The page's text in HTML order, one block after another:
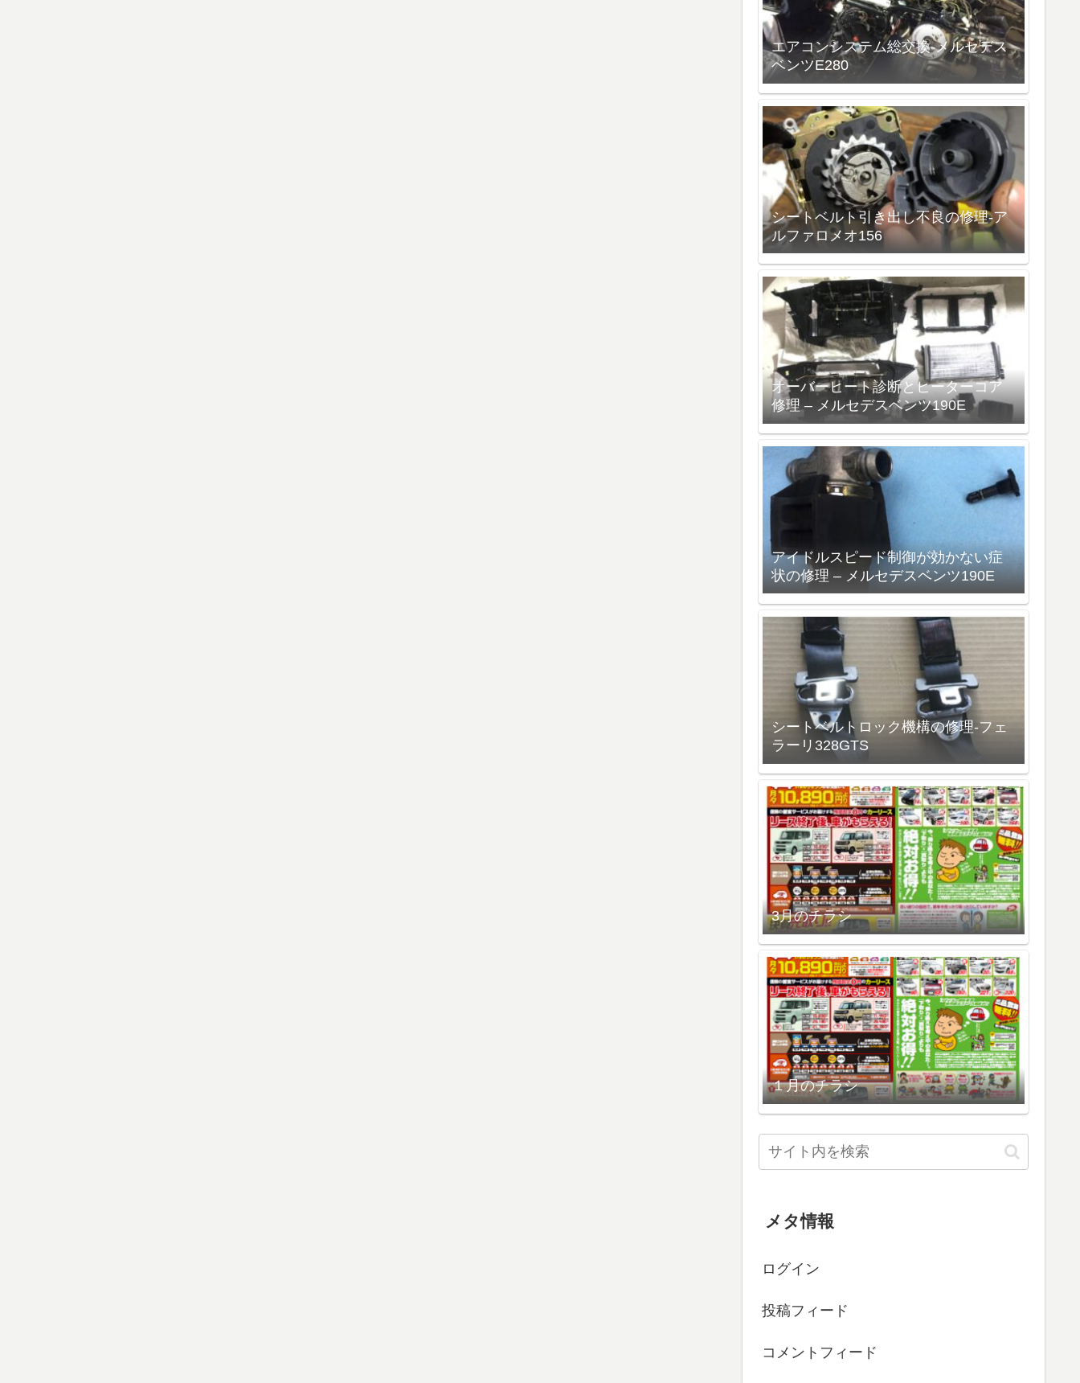
エアコンシステム総交換-メルセデス
ベンツE280
シートベルト引き出し不良の修理-ア
ルファロメオ156
オーバーヒート診断とヒーターコア
修理 – メルセデスベンツ190E
アイドルスピード制御が効かない症
状の修理 – メルセデスベンツ190E
シートベルトロック機構の修理-フェ
ラーリ328GTS
3月のチラシ
１月のチラシ
メタ情報
ログイン
投稿フィード
コメントフィード